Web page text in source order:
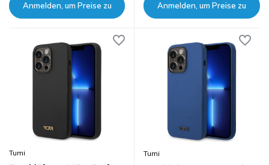
Anmelden, um Preise zu Anmelden, um Preise zu
Tumi Tumi